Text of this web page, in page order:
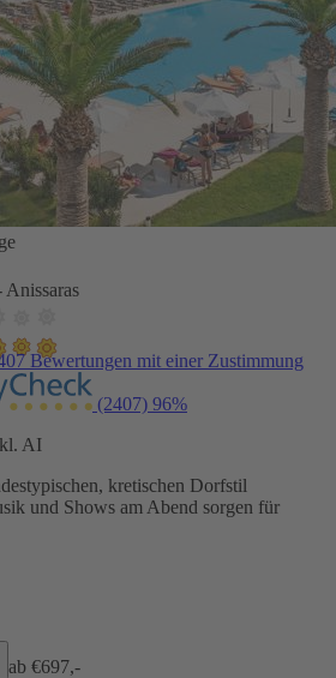
Bewertungen mit einer Zustimmung
(2407) 96%
AI
kretischen Dorfstil
und Shows am Abend sorgen für
ab €697,-